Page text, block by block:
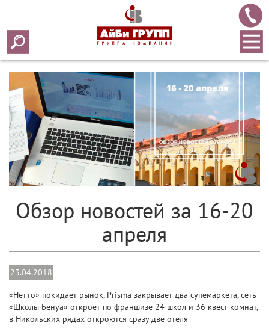
Array ( [0] => 2018 [1] => 04 [2] => 23 [3] => 277 )
Обзор новостей за 16-20
апреля
23.04.2018
«Нетто» покидает рынок, Prisma закрывает два супемаркета, сеть
«Школы Бенуа» откроет по франшизе 24 школ и 36 квест-комнат,
в Никольских рядах откроются сразу две отеля